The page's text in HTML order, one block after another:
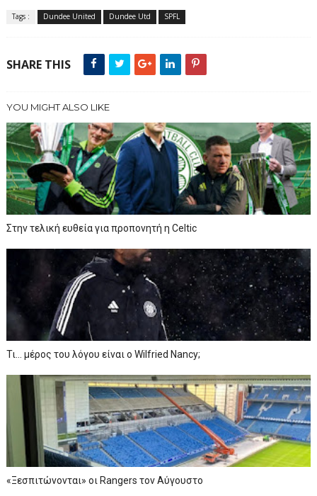
Tags : Dundee United Dundee Utd SPFL
SHARE THIS
YOU MIGHT ALSO LIKE
Στην τελική ευθεία για προπονητή η Celtic
Τι… μέρος του λόγου είναι ο Wilfried Nancy;
«Ξεσπιτώνονται» οι Rangers τον Αύγουστο